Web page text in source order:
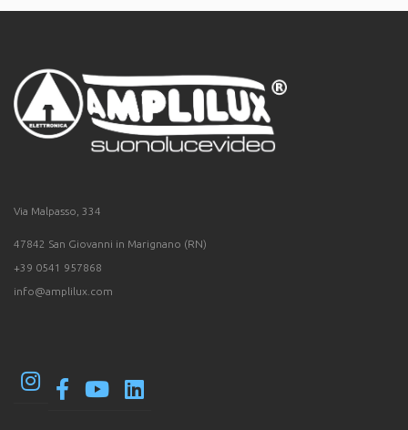
Via Malpasso, 334
47842 San Giovanni in Marignano (RN)
+39 0541 957868
info@amplilux.com